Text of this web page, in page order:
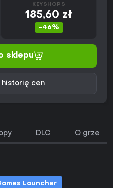
KEYSHOPS
185,60 zł
-46%
sklepu
historię cen
DLC O grze
Launcher